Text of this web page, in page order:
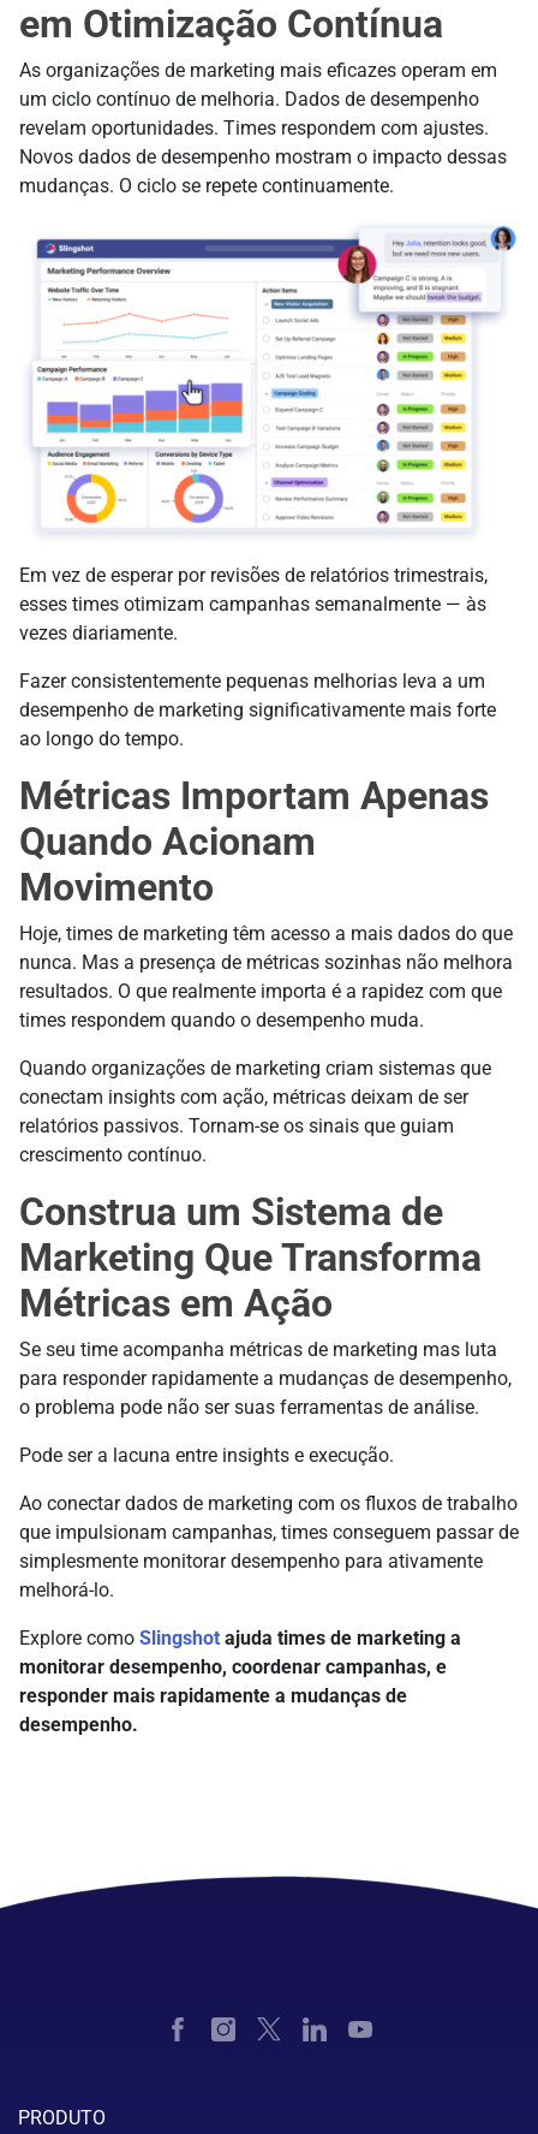
em Otimização Contínua
As organizações de marketing mais eficazes operam em
um ciclo contínuo de melhoria. Dados de desempenho
revelam oportunidades. Times respondem com ajustes.
Novos dados de desempenho mostram o impacto dessas
mudanças. O ciclo se repete continuamente.
Em vez de esperar por revisões de relatórios trimestrais,
esses times otimizam campanhas semanalmente — às
vezes diariamente.
Fazer consistentemente pequenas melhorias leva a um
desempenho de marketing significativamente mais forte
ao longo do tempo.
Métricas Importam Apenas
Quando Acionam
Movimento
Hoje, times de marketing têm acesso a mais dados do que
nunca. Mas a presença de métricas sozinhas não melhora
resultados. O que realmente importa é a rapidez com que
times respondem quando o desempenho muda.
Quando organizações de marketing criam sistemas que
conectam insights com ação, métricas deixam de ser
relatórios passivos. Tornam-se os sinais que guiam
crescimento contínuo.
Construa um Sistema de
Marketing Que Transforma
Métricas em Ação
Se seu time acompanha métricas de marketing mas luta
para responder rapidamente a mudanças de desempenho,
o problema pode não ser suas ferramentas de análise.
Pode ser a lacuna entre insights e execução.
Ao conectar dados de marketing com os fluxos de trabalho
que impulsionam campanhas, times conseguem passar de
simplesmente monitorar desempenho para ativamente
melhorá-lo.
Explore como Slingshot ajuda times de marketing a
monitorar desempenho, coordenar campanhas, e
responder mais rapidamente a mudanças de
desempenho.
PRODUTO